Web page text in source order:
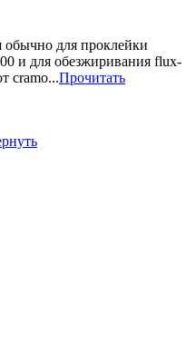
для проклейки
и для обезжиривания flux-
cramo...Прочитать